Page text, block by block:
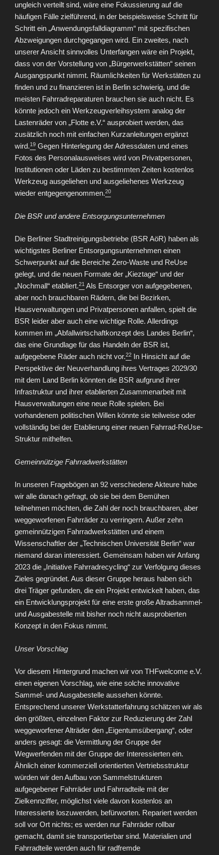
ungleich verteilt sind, wäre eine Fokussierung auf die
häufigen Fälle zielführend, in der beispielsweise Schritt für
Schritt ein „Anwendungsfalldiagramm“ mit spezifischen
Abzweigungen durchgegangen wird. Ein zweites, nach
unserer Ansicht sinnvolles Unterfangen wäre ein Projekt,
dass von der Vorstellung von „Bürgerwerkstätten“ seinen
Ausgangspunkt nimmt. Räumlichkeiten für Werkstätten zu
finden und zu finanzieren ist in Berlin schwierig, und die
meisten Fahrradreparaturen brauchen sie auch nicht. Es
könnte jedoch ein Werkzeugverleihsystem analog der
Lastenräder von „Flotte e.V.“ ausprobiert werden, das
zusätzlich noch mit einfachen Kurzanleitungen ergänzt
wird.19 Gegen Hinterlegung der Adressdaten und eines
Fotos des Personalausweises wird von Privatpersonen,
Institutionen oder Läden zu bestimmten Zeiten kostenlos
Werkzeug ausgeliehen und ausgeliehenes Werkzeug
wieder entgegengenommen.20
Die BSR und andere Entsorgungsunternehmen
Die Berliner Stadtreinigungsbetriebe (BSR AöR) haben als
wichtigstes Berliner Entsorgungsunternehmen einen
Schwerpunkt auf die Bereiche Zero-Waste und ReUse
gelegt, und die neuen Formate der „Kieztage“ und der
„Nochmall“ etabliert.21 Als Entsorger von aufgegebenen,
aber noch brauchbaren Rädern, die bei Bezirken,
Hausverwaltungen und Privatpersonen anfallen, spielt die
BSR leider aber auch eine wichtige Rolle. Allerdings
kommen im „Abfallwirtschaftkonzept des Landes Berlin“,
das eine Grundlage für das Handeln der BSR ist,
aufgegebene Räder auch nicht vor.22 In Hinsicht auf die
Perspektive der Neuverhandlung ihres Vertrages 2029/30
mit dem Land Berlin könnten die BSR aufgrund ihrer
Infrastruktur und ihrer etablierten Zusammenarbeit mit
Hausverwaltungen eine neue Rolle spielen. Bei
vorhandenem politischen Willen könnte sie teilweise oder
vollständig bei der Etablierung einer neuen Fahrrad-ReUse-
Struktur mithelfen.
Gemeinnützige Fahrradwerkstätten
In unseren Fragebögen an 92 verschiedene Akteure habe
wir alle danach gefragt, ob sie bei dem Bemühen
teilnehmen möchten, die Zahl der noch brauchbaren, aber
weggeworfenen Fahrräder zu verringern. Außer zehn
gemeinnützigen Fahrradwerkstätten und einem
Wissenschaftler der „Technischen Universität Berlin“ war
niemand daran interessiert. Gemeinsam haben wir Anfang
2023 die „Initiative Fahrradrecycling“ zur Verfolgung dieses
Zieles gegründet. Aus dieser Gruppe heraus haben sich
drei Träger gefunden, die ein Projekt entwickelt haben, das
ein Entwicklungsprojekt für eine erste große Altradsammel-
und Ausgabestelle mit bisher noch nicht ausprobierten
Konzept in den Fokus nimmt.
Unser Vorschlag
Vor diesem Hintergrund machen wir von THFwelcome e.V.
einen eigenen Vorschlag, wie eine solche innovative
Sammel- und Ausgabestelle aussehen könnte.
Entsprechend unserer Werkstatterfahrung schätzen wir als
den größten, einzelnen Faktor zur Reduzierung der Zahl
weggeworfener Alträder den „Eigentumsübergang“, oder
anders gesagt: die Vermittlung der Gruppe der
Wegwerfenden mit der Gruppe der Interessierten ein.
Ähnlich einer kommerziell orientierten Vertriebsstruktur
würden wir den Aufbau von Sammelstrukturen
aufgegebener Fahrräder und Fahrradteile mit der
Zielkennziffer, möglichst viele davon kostenlos an
Interessierte loszuwerden, befürworten. Repariert werden
soll vor Ort nichts; es werden nur Fahrräder rollbar
gemacht, damit sie transportierbar sind. Materialien und
Fahrradteile werden auch für radfremde